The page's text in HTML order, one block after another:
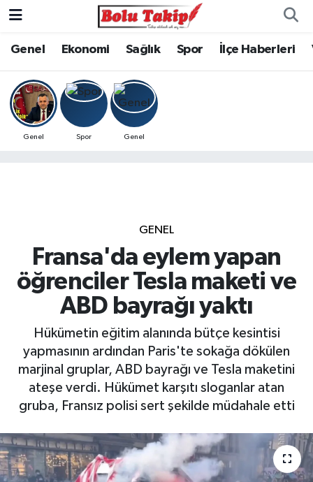
Genel Ekonomi Sağlık Spor İlçe Haberleri
Genel Spor Genel
GENEL
Fransa'da eylem yapan
öğrenciler Tesla maketi ve
ABD bayrağı yaktı
Hükümetin eğitim alanında bütçe kesintisi
yapmasının ardından Paris'te sokağa dökülen
marjinal gruplar, ABD bayrağı ve Tesla maketini
ateşe verdi. Hükümet karşıtı sloganlar atan
gruba, Fransız polisi sert şekilde müdahale etti